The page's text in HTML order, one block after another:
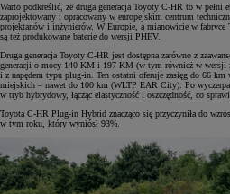
Warto podkreślić, że druga generacja Toyoty C-HR to w pełni
zaprojektowany i opracowany w europejskim centrum
projektanów i inżynierów. W Europie, a mianowicie w
są też produkowane baterie do wersji PHEV.
Druga generacja Toyoty C-HR jest dostępna zarówno z
generacji o mocy 140 KM i 197 KM (w tym również w wersji
i z napędem typu plug-in. Ten ostatni oferuje zasięg do 66
miejskich – nawet do 100 km (WLTP EAR City). Po
w tryb hybrydowy, łącząc elastyczność i oszczędność, co
Toyota C-HR Plug-in Hybrid znacząco się przyczyniła do
w tym roku, który wyniósł 93%.